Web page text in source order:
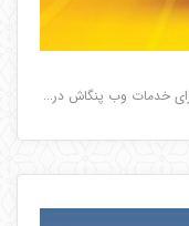
خدمات وب پنگاش در...